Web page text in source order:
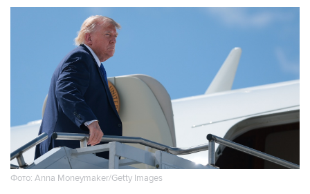
Фото: Anna Moneymaker/Getty Images